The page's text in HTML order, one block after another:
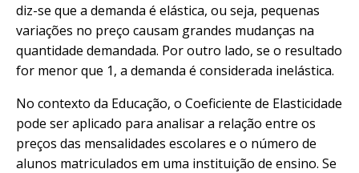
diz-se que a demanda é elástica, ou seja, pequenas
variações no preço causam grandes mudanças na
quantidade demandada. Por outro lado, se o resultado
for menor que 1, a demanda é considerada inelástica.
No contexto da Educação, o Coeficiente de Elasticidade
pode ser aplicado para analisar a relação entre os
preços das mensalidades escolares e o número de
alunos matriculados em uma instituição de ensino. Se